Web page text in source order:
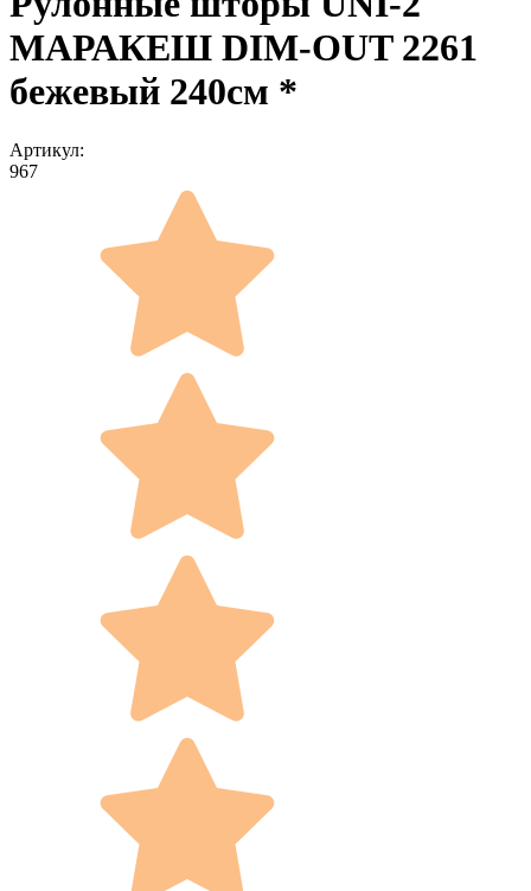
МАРАКЕШ DIM-OUT 2261
бежевый 240см *
Артикул:
967